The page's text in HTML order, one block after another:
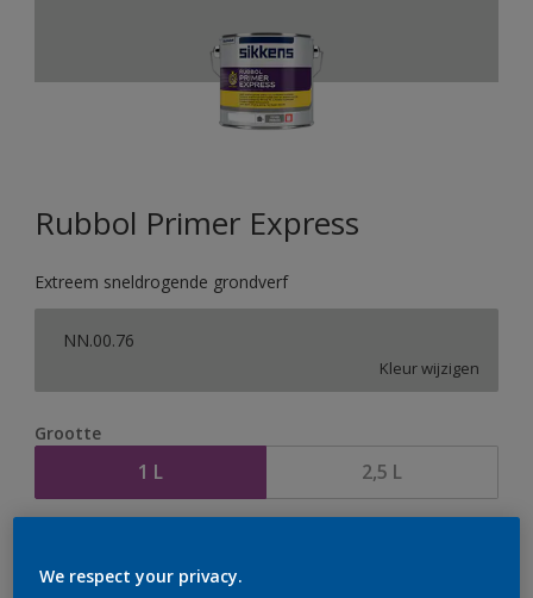
Rubbol Primer Express
Extreem sneldrogende grondverf
NN.00.76
Kleur wijzigen
Grootte
1 L 2,5 L
We respect your privacy.